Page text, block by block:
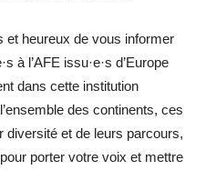
heureux de vous informer
à l’AFE issu·e·s d’Europe
dans cette institution
des continents, ces
diversité et de leurs parcours,
porter votre voix et mettre